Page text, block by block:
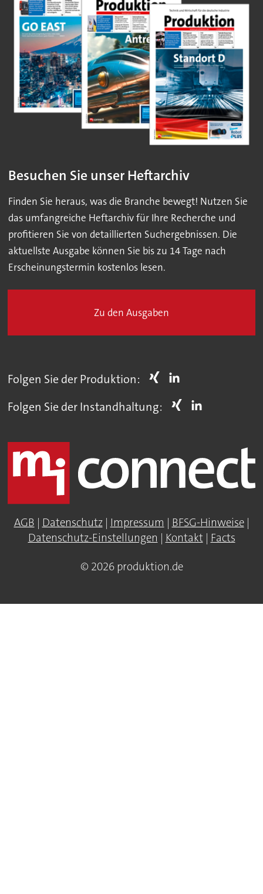
Besuchen Sie unser Heftarchiv
Finden Sie heraus, was die Branche bewegt! Nutzen Sie
das umfangreiche Heftarchiv für Ihre Recherche und
profitieren Sie von detaillierten Suchergebnissen. Die
aktuellste Ausgabe können Sie bis zu 14 Tage nach
Erscheinungstermin kostenlos lesen.
Zu den Ausgaben
Folgen Sie der Produktion:
Folgen Sie der Instandhaltung:
AGB | Datenschutz| Impressum | BFSG-Hinweise|
Datenschutz-Einstellungen | Kontakt| Facts
© 2026 produktion.de